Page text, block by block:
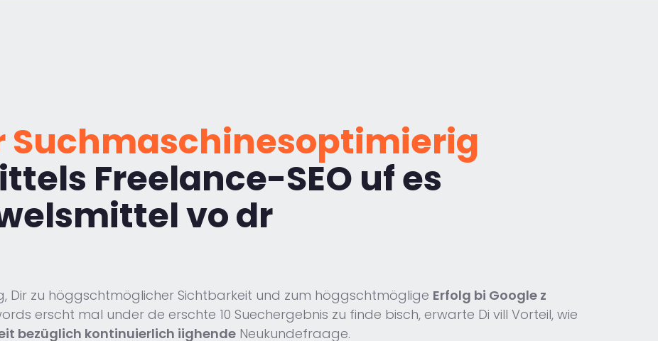
Suchmaschinesoptimierig
Freelance-SEO uf es
vo dr
Dir zu höggschtmöglicher Sichtbarkeit und zum höggschtmöglige Erfolg bi Google z
erscht mal under de erschte 10 Suechergebnis zu finde bisch, erwarte Di vill Vorteil, wie
bezüglich kontinuierlich iighende Neukundefraage.